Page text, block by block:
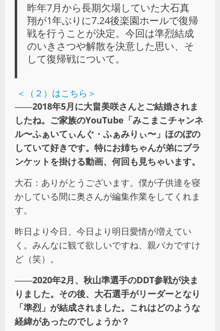
昨年7月から長期欠場していた大石真
翔が1年ぶりに7.24後楽園ホールで復帰
戦を行うことが決定。今回は準烈結成
のいきさつや解散を決意した思い、そ
して復帰戦について。
＜（２）はこちら＞
――2018年5月に大畠美咲さんとご結婚されま
したね。ご家族のYouTube「みこまこチャンネ
ル〜ふぁいてぃんぐ・ふぁみりぃ〜」ほのぼの
していて好きです。特にお姉ちゃんが弟にブラ
ンケットを掛ける動画、何回も見ちゃいます。
大石：ありがとうございます。僕が子供達を寝
かしている間に奥さんが編集作業をしてくれま
す。
昨日より今日、今日より明日愛情が増えてい
く。みんなに観て欲しいですね、親バカですけ
ど（笑）。
――2020年2月、秋山準選手のDDT参戦が決ま
りました。その後、大石選手がリーダーとなり
「準烈」が結成されました。これはどのような
経緯があったのでしょうか？